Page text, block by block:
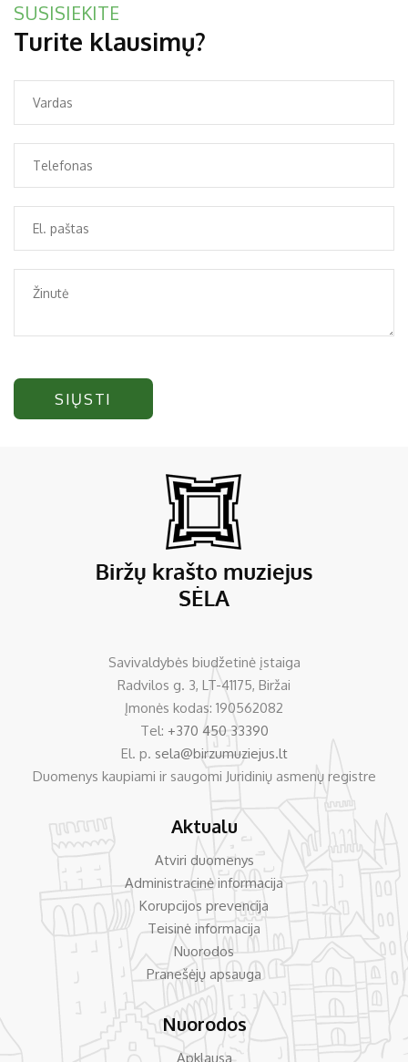
SUSISIEKITE
Turite klausimų?
SIŲSTI
Savivaldybės biudžetinė įstaiga
Radvilos g. 3, LT-41175, Biržai
Įmonės kodas: 190562082
Tel: +370 450 33390
El. p. sela@birzumuziejus.lt
Duomenys kaupiami ir saugomi Juridinių asmenų registre
Aktualu
Atviri duomenys
Administracinė informacija
Korupcijos prevencija
Teisinė informacija
Nuorodos
Pranešėjų apsauga
Nuorodos
Apklausa